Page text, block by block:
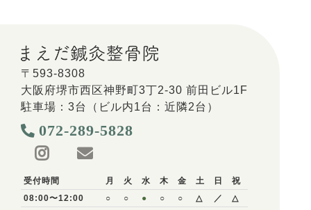
〒593-8308
大阪府堺市西区神野町3丁2-30 前田ビル1F
駐車場：3台（ビル内1台：近隣2台）
072-289-5828
受付時間 月 火 水 木 金 土 日
祝
08:00〜12:00
○ ○ ● ○ ○ △ ／
△